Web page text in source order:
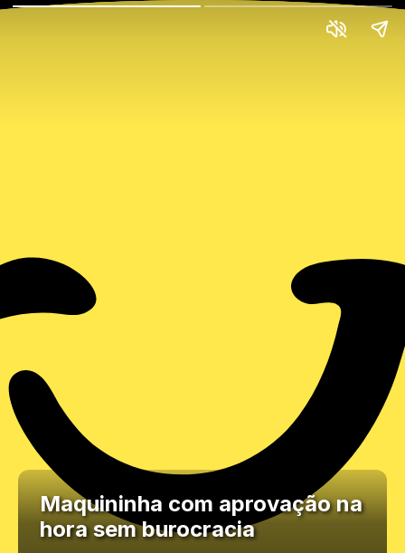
Maquininha com aprovação na
hora sem burocracia